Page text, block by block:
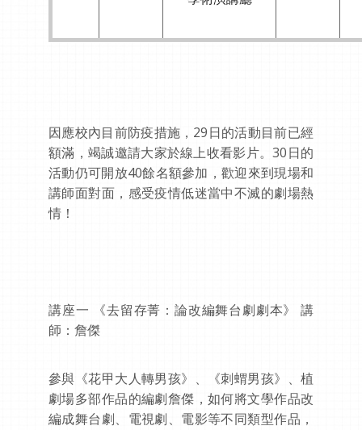
因應校內目前防疫措施，29日的活動目前已經
額滿，竭誠邀請大家於線上收看影片。30日的
活動仍可開放40餘名額參加，歡迎來到現場和
講師面對面，感受疫情低迷當中不滅的劇場熱
情！
講座一 《去留存菁：論改編舞台劇劇本》 講
師：詹傑
參與《花甲大人轉男孩》、《刺蝟男孩》、植
劇場多部作品的編劇詹傑，如何將文學作品改
編成舞台劇、電視劇、電影等不同類型作品，